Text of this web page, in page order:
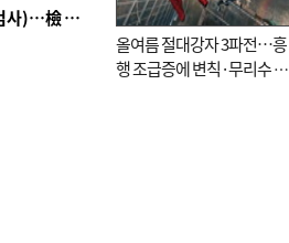
■ 검사 신분 버리고 직급하향(10년 이하 저연차 검사)…檢 중수청행 기피
올여름 절대강자 3파전…흥
행 조급증에 변칙·무리수 마